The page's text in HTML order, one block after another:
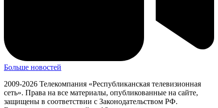
Больше новостей
2009-2026 Телекомпания «Республиканская телевизионная
сеть». Права на все материалы, опубликованные на сайте,
защищены в соответствии с Законодательством РФ.